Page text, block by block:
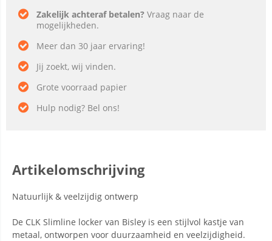
Zakelijk achteraf betalen? Vraag naar de
mogelijkheden.
Meer dan 30 jaar ervaring!
Jij zoekt, wij vinden.
Grote voorraad papier
Hulp nodig? Bel ons!
Artikelomschrijving
Natuurlijk & veelzijdig ontwerp
De CLK Slimline locker van Bisley is een stijlvol kastje van
metaal, ontworpen voor duurzaamheid en veelzijdigheid.